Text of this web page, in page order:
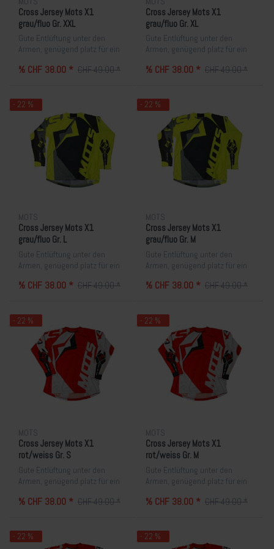
Cross Jersey Mots X1
grau/fluo Gr. XXL
Gute Entlüftung unter den
Armen, genügend platz für ein
zum tragen. Lieferfrist 10-15
% CHF 38.00 * CHF 49.00 *
Cross Jersey Mots X1
grau/fluo Gr. XL
Gute Entlüftung unter den
Armen, genügend platz für ein
zum tragen. Lieferfrist 10-15
% CHF 38.00 * CHF 49.00 *
- 22 %
MOTS
Cross Jersey Mots X1
grau/fluo Gr. L
Gute Entlüftung unter den
Armen, genügend platz für ein
zum tragen. Lieferfrist 10-15
% CHF 38.00 * CHF 49.00 *
- 22 %
MOTS
Cross Jersey Mots X1
grau/fluo Gr. M
Gute Entlüftung unter den
Armen, genügend platz für ein
zum tragen. Lieferfrist 10-15
% CHF 38.00 * CHF 49.00 *
- 22 %
MOTS
Cross Jersey Mots X1
rot/weiss Gr. S
Gute Entlüftung unter den
Armen, genügend platz für ein
zum tragen. Lieferfrist 10-15
% CHF 38.00 * CHF 49.00 *
- 22 %
MOTS
Cross Jersey Mots X1
rot/weiss Gr. M
Gute Entlüftung unter den
Armen, genügend platz für ein
zum tragen. Lieferfrist 10-15
% CHF 38.00 * CHF 49.00 *
- 22 % - 22 %